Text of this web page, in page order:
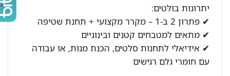
יתרונות בולטים:
✔ פתרון 2 ב-1 – מקרר מקצועי + תחנת שטיפה
✔ מתאים למטבחים קטנים ובינוניים
✔ אידיאלי לתחנות סלטים, הכנת מנות, או עבודה
עם חומרי גלם רגישים